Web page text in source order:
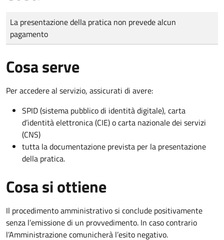
Tipo di pagamento
Importo
La presentazione della pratica non prevede alcun
pagamento
Cosa serve
Per accedere al servizio, assicurati di avere:
SPID (sistema pubblico di identità digitale), carta
d’identità elettronica (CIE) o carta nazionale dei servizi
(CNS)
tutta la documentazione prevista per la presentazione
della pratica.
Cosa si ottiene
Il procedimento amministrativo si conclude positivamente
senza l’emissione di un provvedimento. In caso contrario
l’Amministrazione comunicherà l’esito negativo.